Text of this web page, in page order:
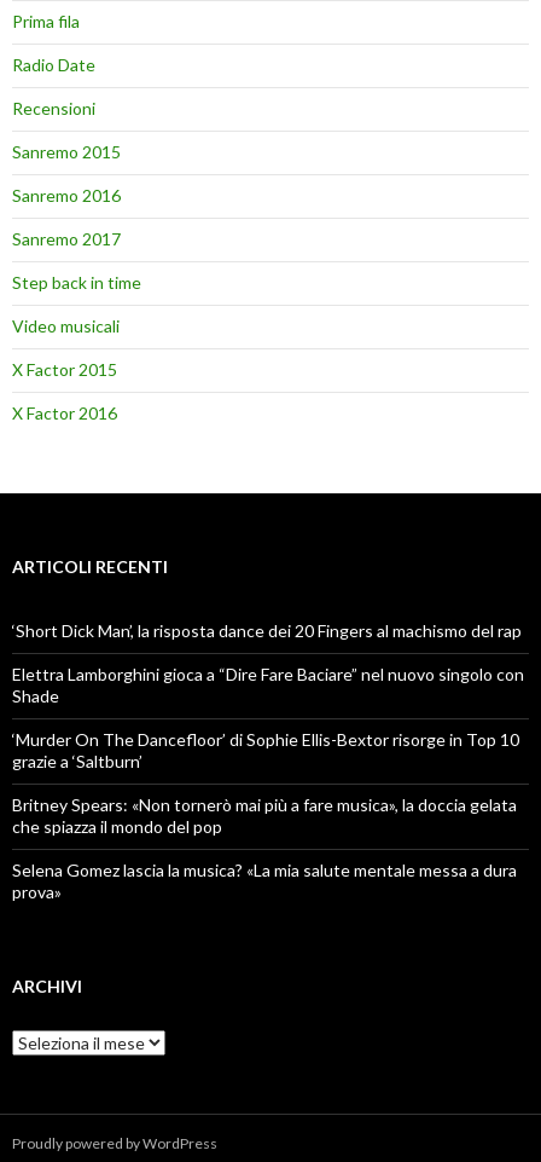
Prima fila
Radio Date
Recensioni
Sanremo 2015
Sanremo 2016
Sanremo 2017
Step back in time
Video musicali
X Factor 2015
X Factor 2016
ARTICOLI RECENTI
‘Short Dick Man’, la risposta dance dei 20 Fingers al machismo del rap
Elettra Lamborghini gioca a “Dire Fare Baciare” nel nuovo singolo con
Shade
‘Murder On The Dancefloor’ di Sophie Ellis-Bextor risorge in Top 10
grazie a ‘Saltburn’
Britney Spears: «Non tornerò mai più a fare musica», la doccia gelata
che spiazza il mondo del pop
Selena Gomez lascia la musica? «La mia salute mentale messa a dura
prova»
ARCHIVI
Archivi
Proudly powered by WordPress